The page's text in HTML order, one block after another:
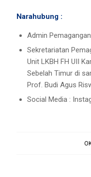
Narahubung :
Admin
Sekretariatan
Unit LKBH FH UII
Sebelah Timur di
Prof. Budi Agus
Social Media :